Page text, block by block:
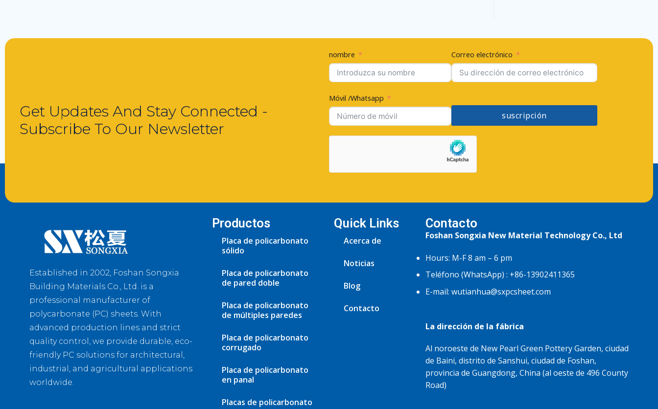
Get Updates And Stay Connected -
Subscribe To Our Newsletter
nombre
Móvil /Whatsapp
Correo electrónico
suscripción
Established in 2002, Foshan Songxia
Building Materials Co., Ltd. is a
professional manufacturer of
polycarbonate (PC) sheets. With
advanced production lines and strict
quality control, we provide durable, eco-
friendly PC solutions for architectural,
industrial, and agricultural applications
worldwide.
Productos
Placa de policarbonato
sólido
Placa de policarbonato
de pared doble
Placa de policarbonato
de múltiples paredes
Placa de policarbonato
corrugado
Placa de policarbonato
en panal
Placas de policarbonato
Quick Links
Acerca de
Noticias
Blog
Contacto
Contacto
Foshan Songxia New Material Technology Co., Ltd
Hours: M-F 8 am – 6 pm
Teléfono (WhatsApp) : +86-13902411365
E-mail: wutianhua@sxpcsheet.com
La dirección de la fábrica
Al noroeste de New Pearl Green Pottery Garden, ciudad
de Baini, distrito de Sanshui, ciudad de Foshan,
provincia de Guangdong, China (al oeste de 496 County
Road)